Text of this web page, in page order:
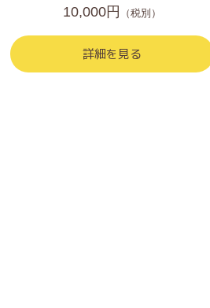
10,000円
（税別）
詳細を見る